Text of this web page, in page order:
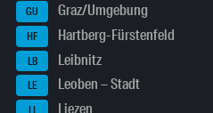
GU Graz/Umgebung
HF Hartberg-Fürstenfeld
LB Leibnitz
LE Leoben – Stadt